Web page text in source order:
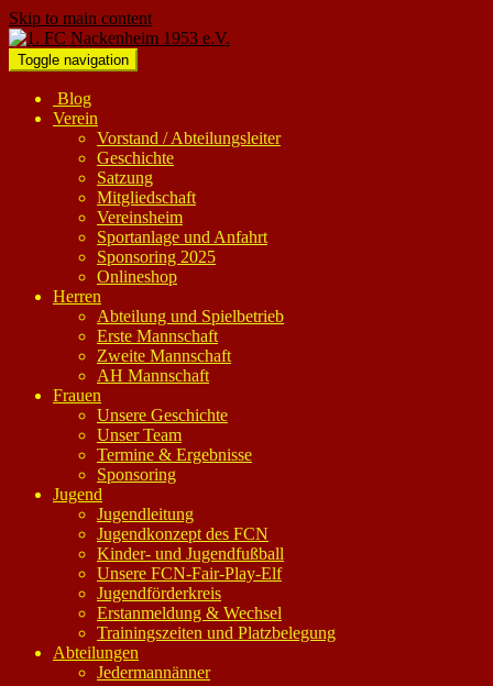
Skip to main content
Toggle navigation
Blog
Verein
Vorstand / Abteilungsleiter
Geschichte
Satzung
Mitgliedschaft
Vereinsheim
Sportanlage und Anfahrt
Sponsoring 2025
Onlineshop
Herren
Abteilung und Spielbetrieb
Erste Mannschaft
Zweite Mannschaft
AH Mannschaft
Frauen
Unsere Geschichte
Unser Team
Termine & Ergebnisse
Sponsoring
Jugend
Jugendleitung
Jugendkonzept des FCN
Kinder- und Jugendfußball
Unsere FCN-Fair-Play-Elf
Jugendförderkreis
Erstanmeldung & Wechsel
Trainingszeiten und Platzbelegung
Abteilungen
Jedermannänner